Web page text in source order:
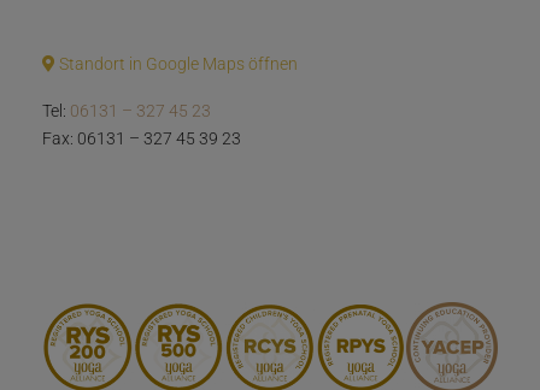
Standort in Google Maps öffnen
Tel: 06131 – 327 45 23
Fax: 06131 – 327 45 39 23